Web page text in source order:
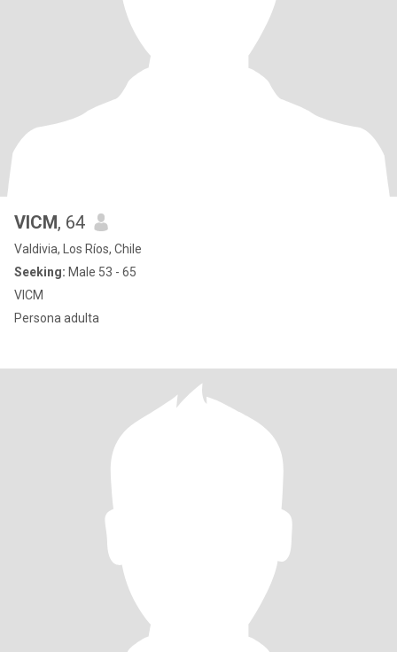
VICM, 64
Valdivia, Los Ríos, Chile
Seeking: Male 53 - 65
VICM
Persona adulta